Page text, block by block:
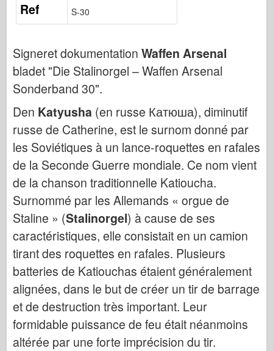
IBG-modeller
Italeri
Legende
Tamiya
Tristar
Trompetist
Zvezda
Album-Fotos
Gå rundt
Bøger
Dvd'er
Kontakt
Le Journal
Sættene
Ref S-30
Signeret dokumentation Waffen Arsenal
bladet "Die Stalinorgel – Waffen Arsenal
Sonderband 30".
Den Katyusha (en russe Катюша), diminutif
russe de Catherine, est le surnom donné par
les Soviétiques à un lance-roquettes en rafales
de la Seconde Guerre mondiale. Ce nom vient
de la chanson traditionnelle Katioucha.
Surnommé par les Allemands « orgue de
Staline » (Stalinorgel) à cause de ses
caractéristiques, elle consistait en un camion
tirant des roquettes en rafales. Plusieurs
batteries de Katiouchas étaient généralement
alignées, dans le but de créer un tir de barrage
et de destruction très important. Leur
formidable puissance de feu était néanmoins
altérée par une forte imprécision du tir.